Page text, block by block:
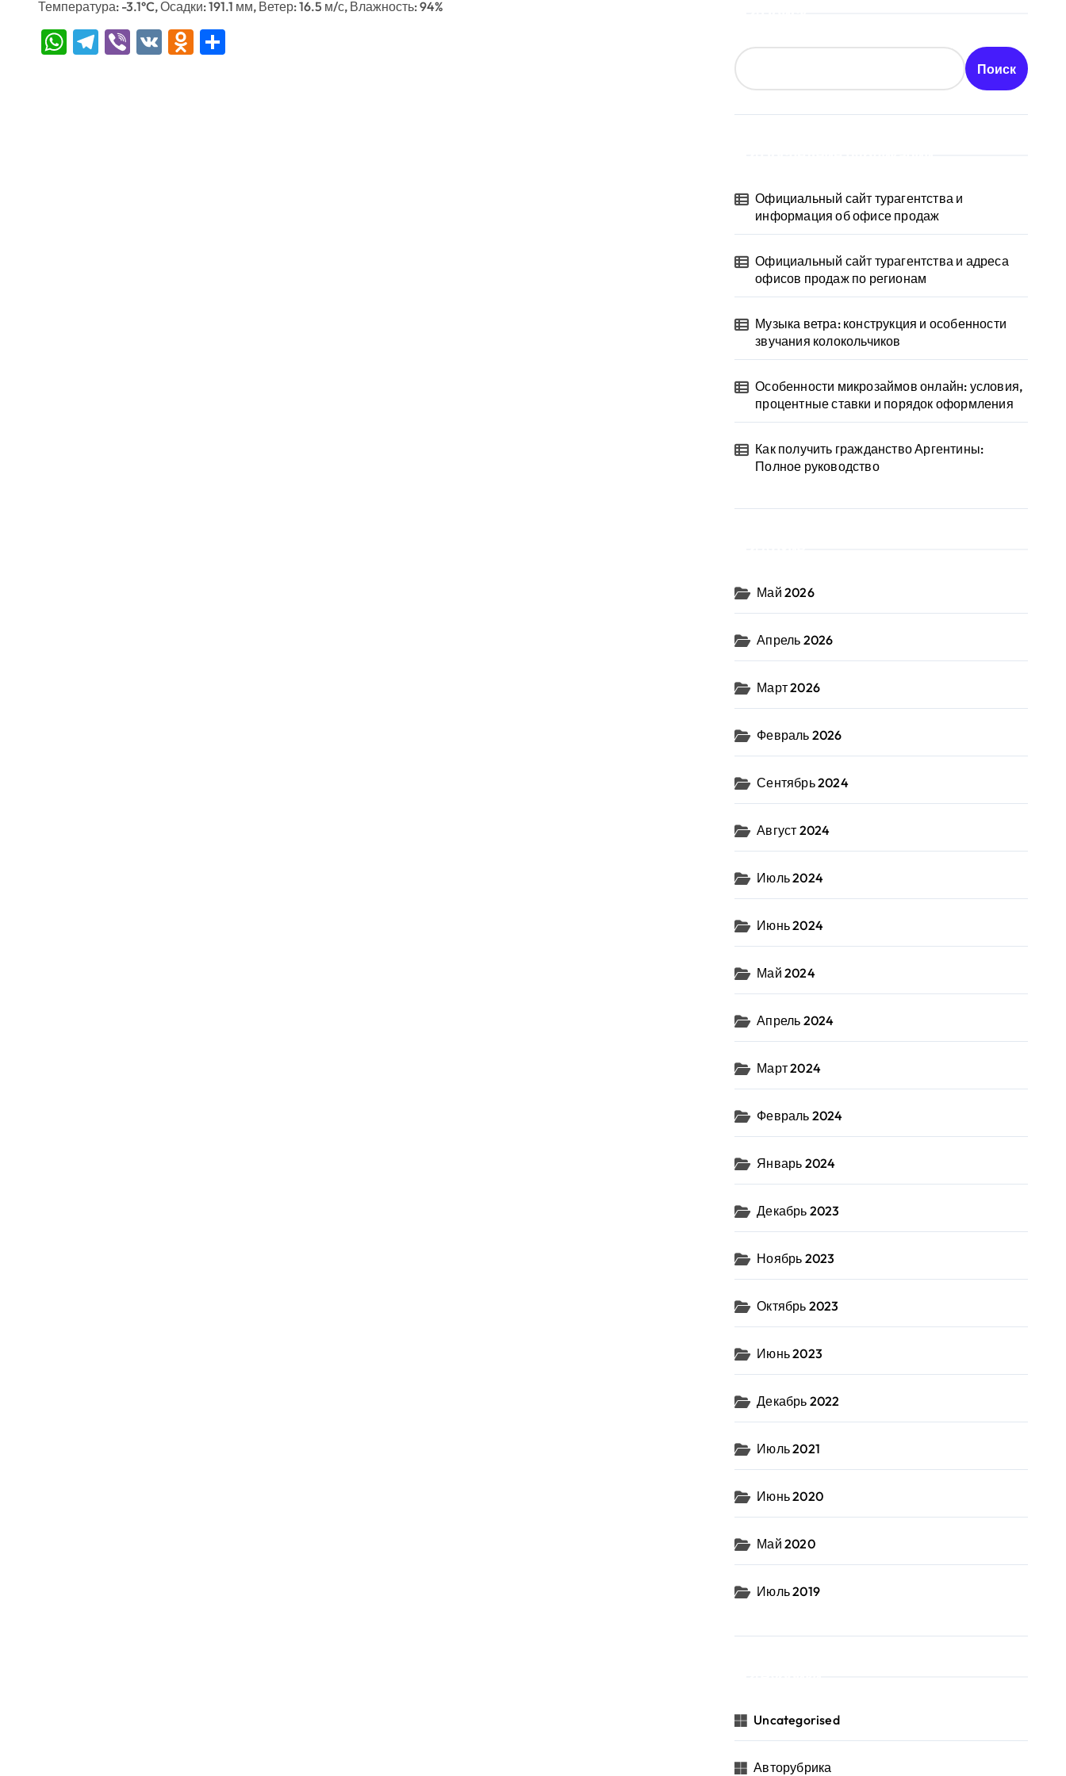
Температура: -3.1°C, Осадки: 191.1 мм, Ветер: 16.5 м/с, Влажность: 94%
WhatsApp
Telegram
Viber
VK Odnoklassniki
Поиск
Официальный сайт турагентства и
информация об офисе продаж
Официальный сайт турагентства и адреса
офисов продаж по регионам
Музыка ветра: конструкция и особенности
звучания колокольчиков
Особенности микрозаймов онлайн: условия,
процентные ставки и порядок оформления
Как получить гражданство Аргентины:
Полное руководство
Май 2026
Апрель 2026
Март 2026
Февраль 2026
Сентябрь 2024
Август 2024
Июль 2024
Июнь 2024
Май 2024
Апрель 2024
Март 2024
Февраль 2024
Январь 2024
Декабрь 2023
Ноябрь 2023
Октябрь 2023
Июнь 2023
Декабрь 2022
Июль 2021
Июнь 2020
Май 2020
Июль 2019
Uncategorised
Авторубрика